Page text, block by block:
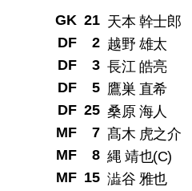
GK 21 天本 幹士郎
DF
2 越野 雄太
DF
3 長江 皓亮
DF
5 鷹巣 直希
DF 25 桑原 海人
MF
7 髙木 虎之介
MF
8 縄 靖也(C)
MF 15 澁谷 雅也